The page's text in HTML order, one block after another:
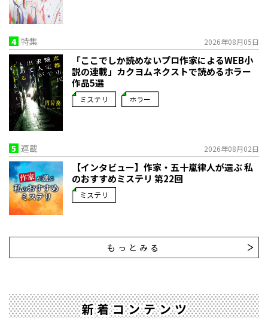
4 特集 2026年08月05日
「ここでしか読めないプロ作家によるWEB小
説の連載」――カクヨムネクストで読めるホラー
作品5選
ミステリ ホラー
5 連載 2026年08月02日
【インタビュー】作家・五十嵐律人が選ぶ 私
のおすすめミステリ 第22回
ミステリ
もっとみる
新着コンテンツ